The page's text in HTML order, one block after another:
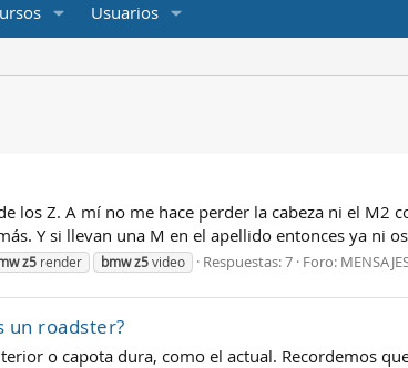
Usuarios
los Z. A mí no me hace perder la cabeza ni el
Y si llevan una M en el apellido entonces ya ni
z5 render bmwz5video Respuestas: 7 Foro:
un roadster?
o capota dura, como el actual. Recordemos